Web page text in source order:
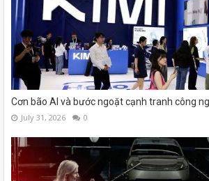
Cơn bão AI và bước ngoặt cạnh tranh công
July 31, 2026 0